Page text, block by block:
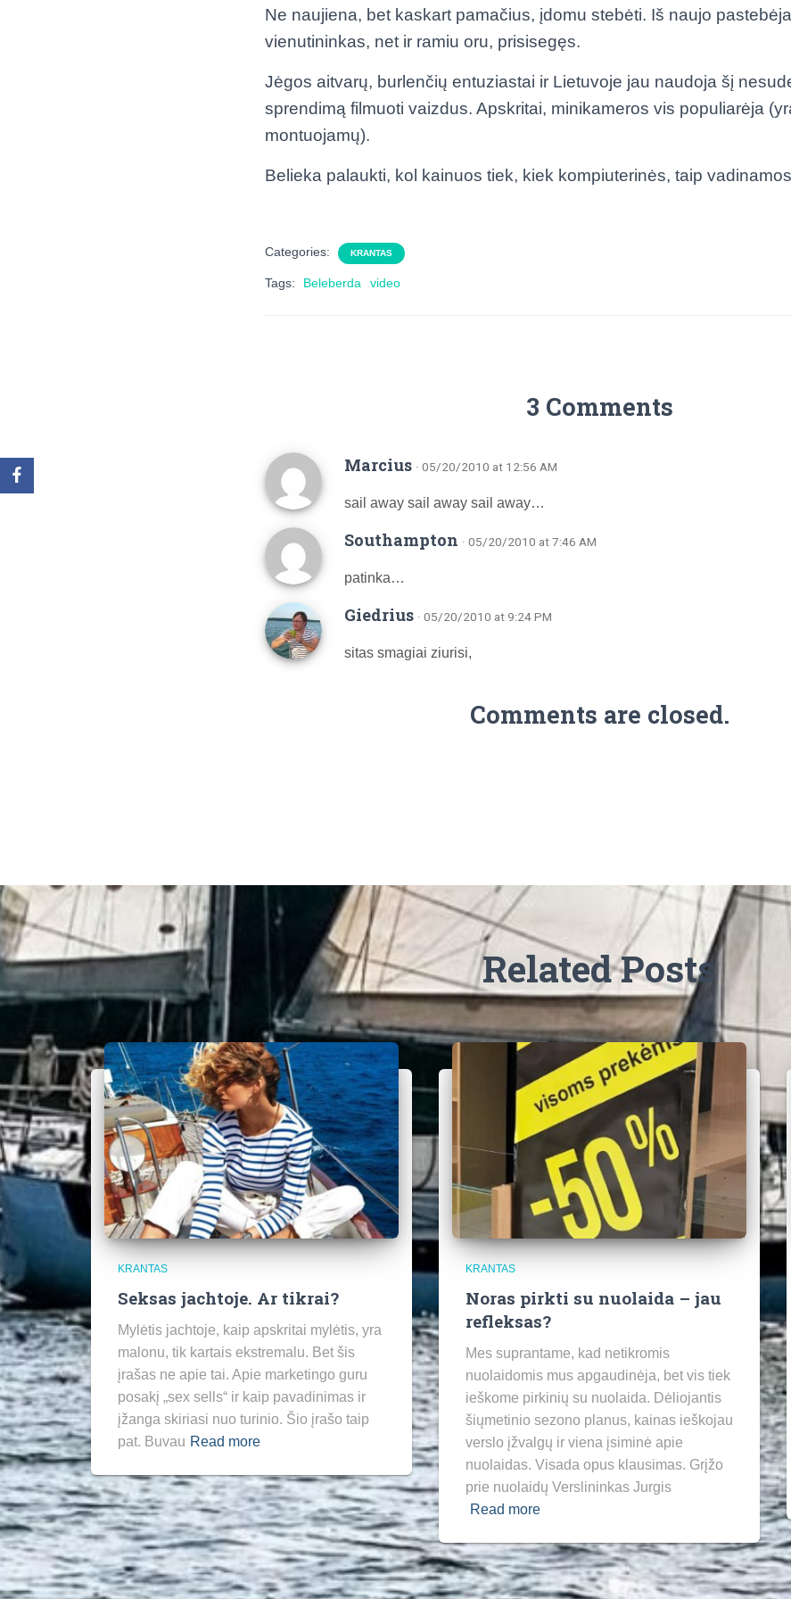
Ne naujiena, bet kaskart pamačius, įdomu stebėti. Iš naujo
vienutininkas, net ir ramiu oru, prisisegęs.
Jėgos aitvarų, burlenčių entuziastai ir Lietuvoje jau naudoja šį
sprendimą filmuoti vaizdus. Apskritai, minikameros vis populiarėja
montuojamų).
Belieka palaukti, kol kainuos tiek, kiek kompiuterinės, taip vadinamos
Categories: KRANTAS
Tags: Beleberda video
3 Comments
Marcius · 05/20/2010 at 12:56 AM
sail away sail away sail away…
Southampton · 05/20/2010 at 7:46 AM
patinka…
Giedrius · 05/20/2010 at 9:24 PM
sitas smagiai ziurisi,
Comments are closed.
Related Posts
KRANTAS
Seksas jachtoje. Ar tikrai?
Mylėtis jachtoje, kaip apskritai mylėtis, yra
malonu, tik kartais ekstremalu. Bet šis
įrašas ne apie tai. Apie marketingo guru
posakį „sex sells“ ir kaip pavadinimas ir
įžanga skiriasi nuo turinio. Šio įrašo taip
pat. Buvau Read more
KRANTAS
Noras pirkti su nuolaida – jau
refleksas?
Mes suprantame, kad netikromis
nuolaidomis mus apgaudinėja, bet vis tiek
ieškome pirkinių su nuolaida. Dėliojantis
šiųmetinio sezono planus, kainas ieškojau
verslo įžvalgų ir viena įsiminė apie
nuolaidas. Visada opus klausimas. Grįžo
prie nuolaidų Verslininkas Jurgis
Read more